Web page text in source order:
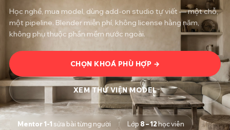
Học nghề, mua model, dùng add-on studio tự viết — một chỗ,
một pipeline. Blender miễn phí, không license hằng năm,
không phụ thuộc phần mềm nước ngoài.
CHỌN KHOÁ PHÙ HỢP →
XEM THƯ VIỆN MODEL
Mentor 1-1 sửa bài từng người Lớp 8 – 12học viên